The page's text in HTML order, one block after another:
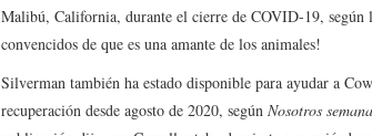
Malibú, California, durante el cierre de COVID-19,
convencidos de que es una amante de los animales!
Silverman también ha estado disponible para ayudar a
recuperación desde agosto de 2020, según Nosotros